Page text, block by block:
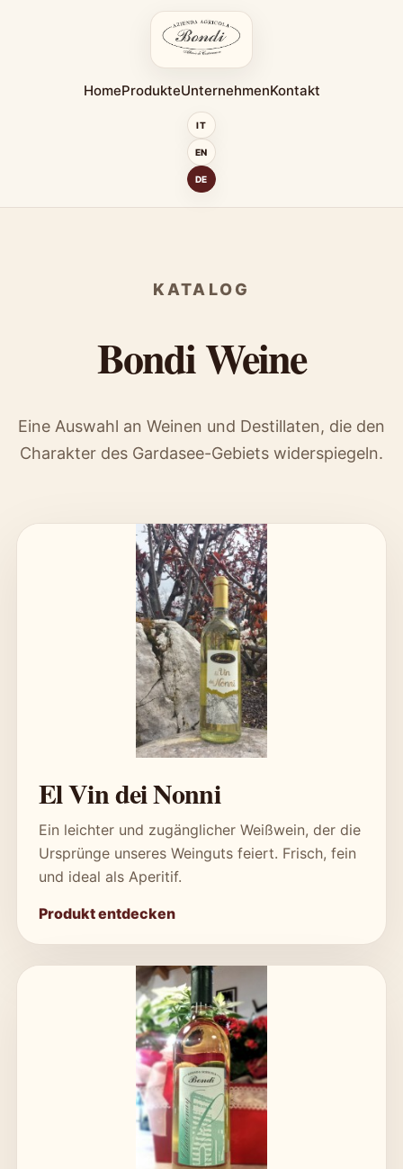
HomeProdukteUnternehmenKontakt
IT
EN
DE
KATALOG
Bondi Weine
Eine Auswahl an Weinen und Destillaten, die den
Charakter des Gardasee-Gebiets widerspiegeln.
El Vin dei Nonni
Ein leichter und zugänglicher Weißwein, der die
Ursprünge unseres Weinguts feiert. Frisch, fein
und ideal als Aperitif.
Produkt entdecken